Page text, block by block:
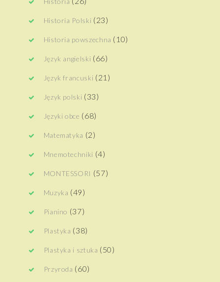
Historia Polski (23)
Historia powszechna (10)
Język angielski (66)
Język francuski (21)
Język polski (33)
Języki obce (68)
Matematyka (2)
Mnemotechniki (4)
MONTESSORI (57)
Muzyka (49)
Pianino (37)
Plastyka (38)
Plastyka i sztuka (50)
Przyroda (60)